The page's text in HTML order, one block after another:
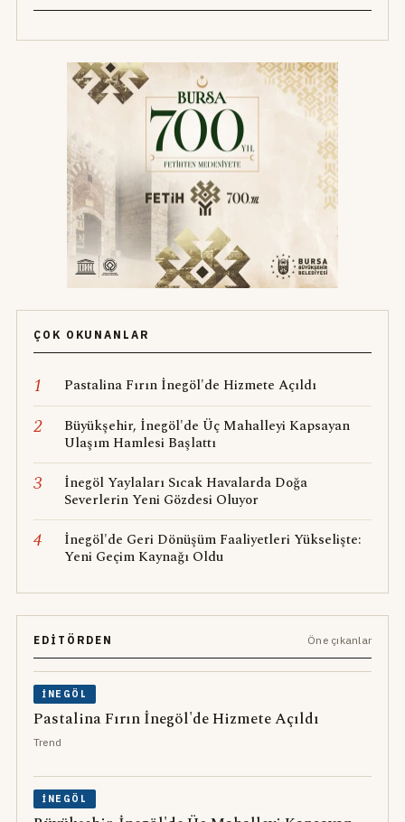
ÇOK OKUNANLAR
1 Pastalina Fırın İnegöl'de Hizmete Açıldı
2
Büyükşehir, İnegöl'de Üç Mahalleyi Kapsayan
Ulaşım Hamlesi Başlattı
3
İnegöl Yaylaları Sıcak Havalarda Doğa
Severlerin Yeni Gözdesi Oluyor
4
İnegöl'de Geri Dönüşüm Faaliyetleri Yükselişte:
Yeni Geçim Kaynağı Oldu
EDITÖRDEN Öne çıkanlar
İNEGÖL
Pastalina Fırın İnegöl'de Hizmete Açıldı
Trend
İNEGÖL